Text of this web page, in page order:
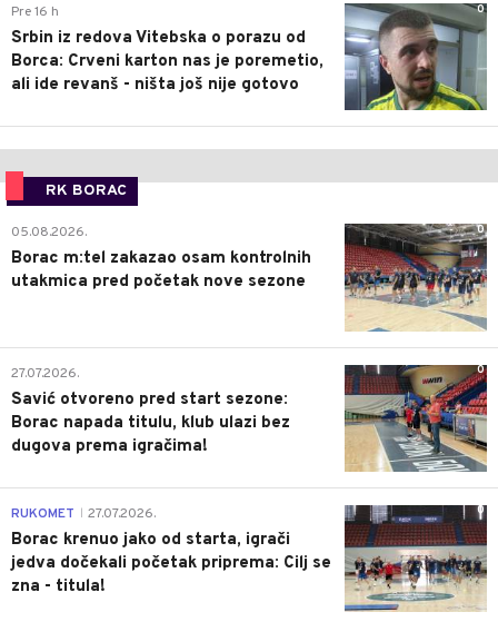
0
Pre 16 h
Srbin iz redova Vitebska o porazu od
Borca: Crveni karton nas je poremetio,
ali ide revanš - ništa još nije gotovo
RK BORAC
0
05.08.2026.
Borac m:tel zakazao osam kontrolnih
utakmica pred početak nove sezone
0
27.07.2026.
Savić otvoreno pred start sezone:
Borac napada titulu, klub ulazi bez
dugova prema igračima!
0
RUKOMET 27.07.2026.
Borac krenuo jako od starta, igrači
jedva dočekali početak priprema: Cilj se
zna - titula!